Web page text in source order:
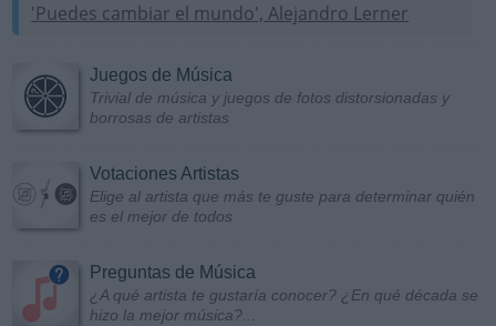
'Puedes cambiar el mundo', Alejandro Lerner
Juegos de Música
Trivial de música y juegos de fotos distorsionadas y
borrosas de artistas
Votaciones Artistas
Elige al artista que más te guste para determinar quién
es el mejor de todos
Preguntas de Música
¿A qué artista te gustaría conocer? ¿En qué década se
hizo la mejor música?...